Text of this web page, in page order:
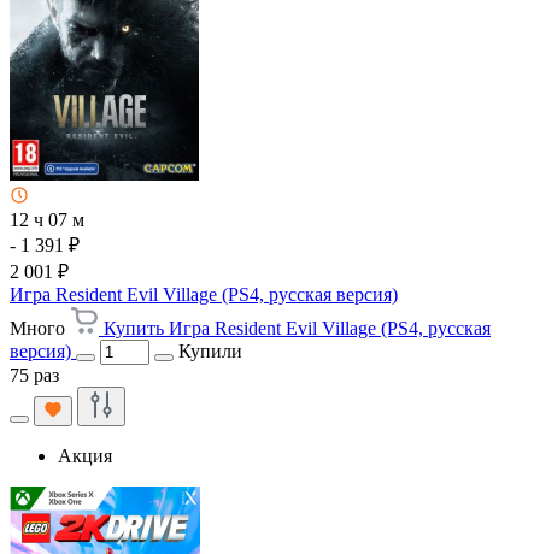
12 ч 07 м
- 1 391 ₽
2 001 ₽
Игра Resident Evil Village (PS4, русская версия)
Много
Купить Игра Resident Evil Village (PS4, русская
версия)
Купили
75 раз
Акция